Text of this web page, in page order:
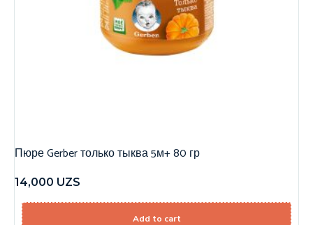
Пюре Gerber только тыква 5м+ 80 гр
14,000 UZS
Add to cart